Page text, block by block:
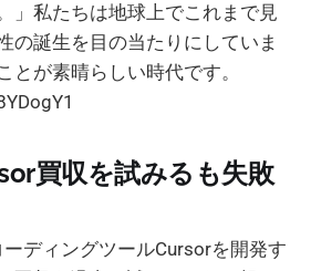
」私たちは地球上でこれまで見
の誕生を目の当たりにしていま
とが素晴らしい時代です。
買収を試みるも失敗
ディングツールCursorを開発す